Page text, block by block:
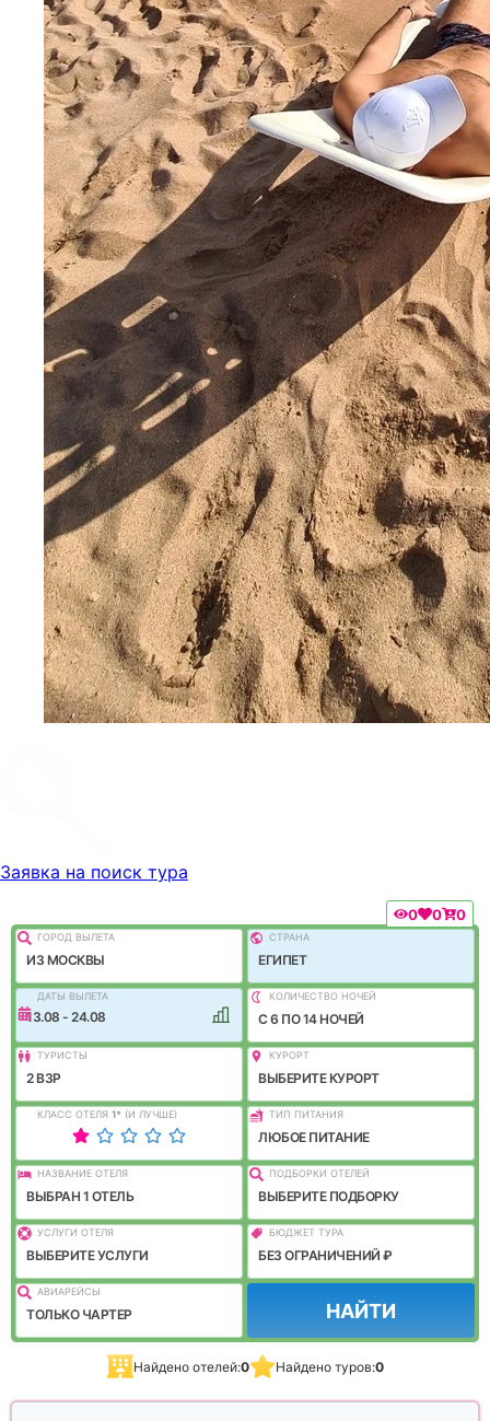
Заявка на поиск тура
0 0 0
ГОРОД ВЫЛEТА
ИЗ МОСКВЫ
СТРАНА
ЕГИПЕТ
ДАТЫ ВЫЛЕТА
13.08 - 24.08
КОЛИЧЕСТВО НОЧЕЙ
C 6 ПО 14 НОЧЕЙ
ТУРИСТЫ
2 ВЗР
КУРОРТ
ВЫБЕРИТЕ КУРОРТ
КЛАСС ОТЕЛЯ 1* (И ЛУЧШЕ) ТИП ПИТАНИЯ
ЛЮБОЕ ПИТАНИЕ
НАЗВАНИЕ ОТЕЛЯ
ВЫБРАН 1 ОТЕЛЬ
ПОДБОРКИ ОТЕЛЕЙ
ВЫБЕРИТЕ ПОДБОРКУ
УСЛУГИ ОТЕЛЯ
ВЫБЕРИТЕ УСЛУГИ
БЮДЖЕТ ТУРА
БЕЗ ОГРАНИЧЕНИЙ ₽
АВИАРЕЙСЫ
ТОЛЬКО ЧАРТЕР НАЙТИ
Найдено отелей:0 Найдено туров:0